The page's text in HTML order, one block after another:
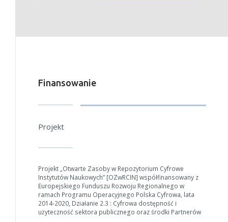
W zależności od ilości danych do przetworzenia generowanie pliku
może się wydłużyć.
Jeśli generowanie trwa zbyt długo można ograniczyć dane np.
zmniejszając zakres lat.
Finansowanie
Projekt
Projekt „Otwarte Zasoby w Repozytorium Cyfrowe
Instytutów Naukowych” [OZwRCIN] współfinansowany z
Europejskiego Funduszu Rozwoju Regionalnego w
ramach Programu Operacyjnego Polska Cyfrowa, lata
2014-2020, Działanie 2.3 : Cyfrowa dostępność i
użyteczność sektora publicznego oraz środki Partnerów